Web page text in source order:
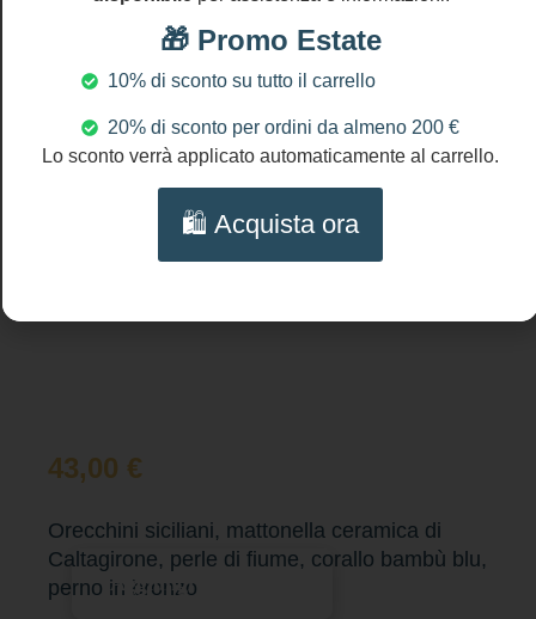
Prodotti Correlati
43,00 €
Orecchini siciliani, mattonella ceramica di
Caltagirone, perle di fiume, corallo bambù blu,
perno in bronzo
Aggiungi al carrello
🎁 Promo Estate
10% di sconto su tutto il carrello
20% di sconto per ordini da almeno 200 €
Lo sconto verrà applicato automaticamente al carrello.
🛍️ Acquista ora